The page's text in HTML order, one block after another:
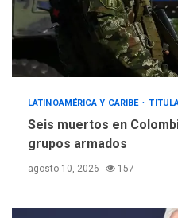
LATINOAMÉRICA Y CARIBE
Seis muertos en
grupos armados
agosto 10, 2026 157